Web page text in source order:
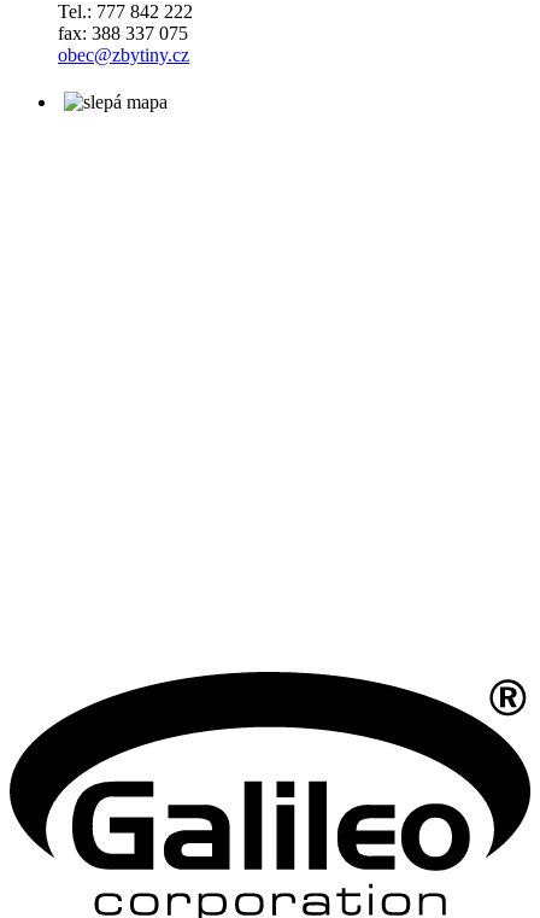
Tel.: 777 842 222
fax: 388 337 075
obec@zbytiny.cz